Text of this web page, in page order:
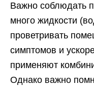
Важно соблюдать
много жидкости
проветривать
симптомов и
применяют
Однако важно